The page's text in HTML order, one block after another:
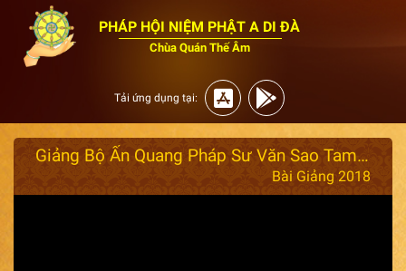
PHÁP HỘI NIỆM PHẬT A DI ĐÀ
Chùa Quán Thế Âm
Tải ứng dụng tại:
Giảng Bộ Ấn Quang Pháp Sư Văn Sao Tam Biên Tập 15 - Ngày 19/5/2018
Bài Giảng 2018